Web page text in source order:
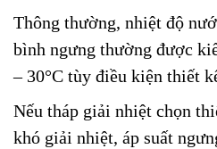
Thông thường, nhiệt độ
bình ngưng thường được
– 30°C tùy điều kiện thiết
Nếu tháp giải nhiệt chọn
khó giải nhiệt, áp suất